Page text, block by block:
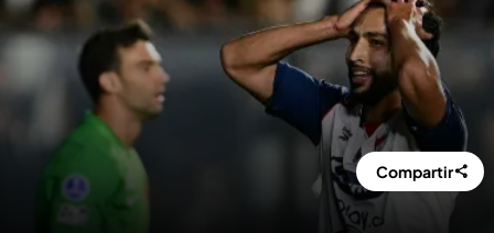
Compartir